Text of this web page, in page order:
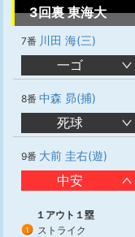
3回裏 東海大
7番 川田 海(三)
一ゴ
8番 中森 昴(捕)
死球
9番 大前 圭右(遊)
中安
１アウト１塁
1 ストライク